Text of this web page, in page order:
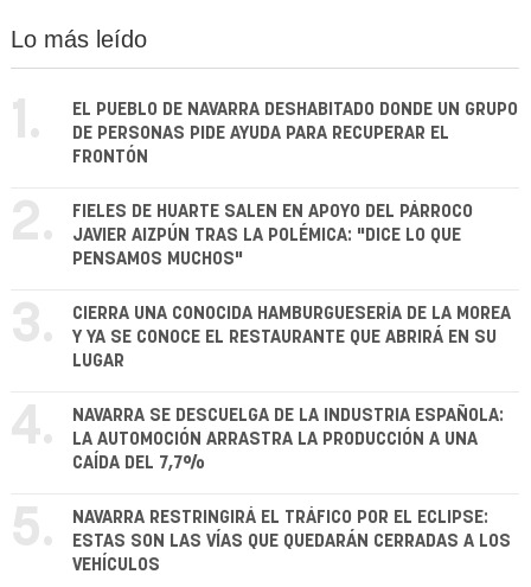
Lo más leído
1.
EL PUEBLO DE NAVARRA DESHABITADO DONDE UN GRUPO
DE PERSONAS PIDE AYUDA PARA RECUPERAR EL
FRONTÓN
2.
FIELES DE HUARTE SALEN EN APOYO DEL PÁRROCO
JAVIER AIZPÚN TRAS LA POLÉMICA: "DICE LO QUE
PENSAMOS MUCHOS"
3.
CIERRA UNA CONOCIDA HAMBURGUESERÍA DE LA MOREA
Y YA SE CONOCE EL RESTAURANTE QUE ABRIRÁ EN SU
LUGAR
4.
NAVARRA SE DESCUELGA DE LA INDUSTRIA ESPAÑOLA:
LA AUTOMOCIÓN ARRASTRA LA PRODUCCIÓN A UNA
CAÍDA DEL 7,7%
5.
NAVARRA RESTRINGIRÁ EL TRÁFICO POR EL ECLIPSE:
ESTAS SON LAS VÍAS QUE QUEDARÁN CERRADAS A LOS
VEHÍCULOS